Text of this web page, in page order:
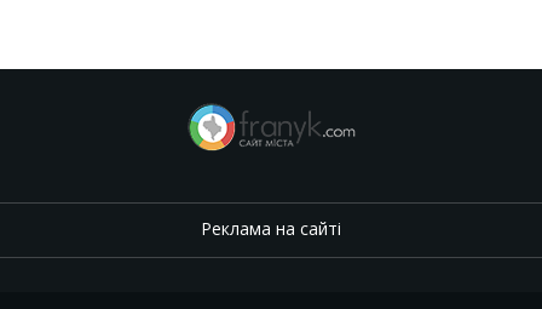
Реклама на сайті